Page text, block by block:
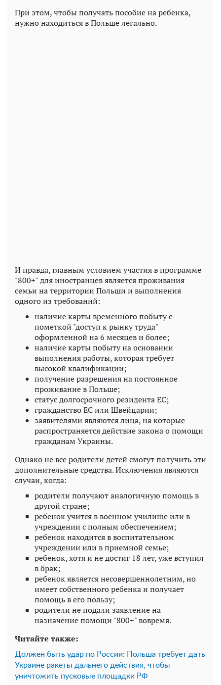
При этом, чтобы получать пособие на ребенка,
нужно находиться в Польше легально.
И правда, главным условием участия в программе
"800+" для иностранцев является проживания
семьи на территории Польши и выполнения
одного из требований:
наличие карты временного побыту с
пометкой "доступ к рынку труда"
оформленной на 6 месяцев и более;
наличие карты побыту на основании
выполнения работы, которая требует
высокой квалификации;
получение разрешения на постоянное
проживание в Польше;
статус долгосрочного резидента ЕС;
гражданство ЕС или Швейцарии;
заявителями являются лица, на которые
распространяется действие закона о помощи
гражданам Украины.
Однако не все родители детей смогут получить эти
дополнительные средства. Исключения являются
случаи, когда:
родители получают аналогичную помощь в
другой стране;
ребенок учится в военном училище или в
учреждении с полным обеспечением;
ребенок находится в воспитательном
учреждении или в приемной семье;
ребенок, хотя и не достиг 18 лет, уже вступил
в брак;
ребенок является несовершеннолетним, но
имеет собственного ребенка и получает
помощь в его пользу;
родители не подали заявление на
назначение помощи "800+" вовремя.
Читайте также:
Должен быть удар по России: Польша требует дать
Украине ракеты дальнего действия, чтобы
уничтожить пусковые площадки РФ